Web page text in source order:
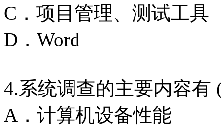
C．项目管理、测试工具
D．Word
4.系统调查的主要内容有
A．计算机设备性能